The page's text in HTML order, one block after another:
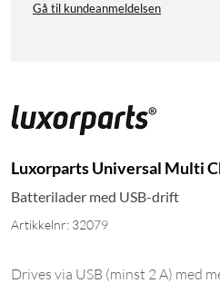
Gå til kundeanmeldelsen
Luxorparts Universal Multi
Batterilader med USB-drift
Artikkelnr: 32079
Drives via USB (minst 2 A) med